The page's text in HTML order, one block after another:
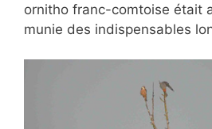
ornitho franc-comtoise était
munie des indispensables